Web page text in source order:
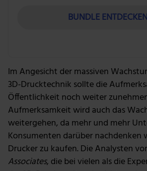
BUNDLE
Im Angesicht der massiven
3D-Drucktechnik sollte die
Öffentlichkeit noch weiter
Aufmerksamkeit wird auch das
weitergehen, da mehr und mehr
Konsumenten darüber nachdenken
Drucker zu kaufen. Die Analysten
Associates, die bei vielen als die